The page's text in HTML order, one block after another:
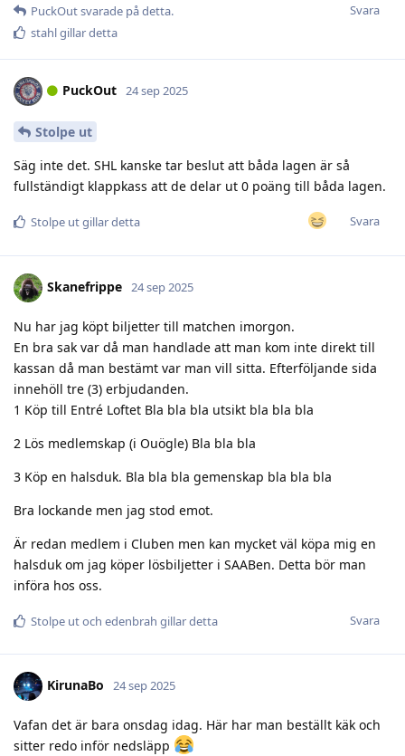
Svara
PuckOutsvarade på detta.
stahlgillar detta
PuckOut 24 sep 2025
Stolpe ut
Säg inte det. SHL kanske tar beslut att båda lagen är så
fullständigt klappkass att de delar ut 0 poäng till båda lagen.
Svara
Stolpe utgillar detta
Skanefrippe 24 sep 2025
Nu har jag köpt biljetter till matchen imorgon.
En bra sak var då man handlade att man kom inte direkt till
kassan då man bestämt var man vill sitta. Efterföljande sida
innehöll tre (3) erbjudanden.
1 Köp till Entré Loftet Bla bla bla utsikt bla bla bla
2 Lös medlemskap (i Ouögle) Bla bla bla
3 Köp en halsduk. Bla bla bla gemenskap bla bla bla
Bra lockande men jag stod emot.
Är redan medlem i Cluben men kan mycket väl köpa mig en
halsduk om jag köper lösbiljetter i SAABen. Detta bör man
införa hos oss.
Svara
Stolpe utoch edenbrah gillar detta
KirunaBo 24 sep 2025
Vafan det är bara onsdag idag. Här har man beställt käk och
sitter redo inför nedsläpp